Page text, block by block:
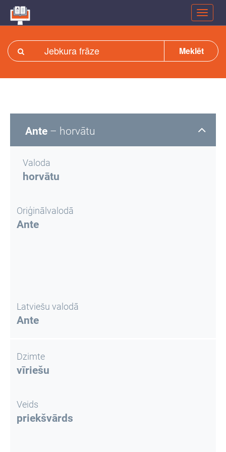
Meklēt
Ante – horvātu
Valoda
horvātu
Oriģinālvalodā
Ante
Latviešu valodā
Ante
Dzimte
vīriešu
Veids
priekšvārds